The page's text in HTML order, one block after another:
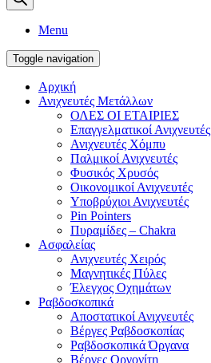
Menu
Toggle navigation
Αρχική
Ανιχνευτές Μετάλλων
ΟΛΕΣ ΟΙ ΕΤΑΙΡΙΕΣ
Επαγγελματικοί Ανιχνευτές
Ανιχνευτές Χόμπυ
Παλμικοί Ανιχνευτές
Φυσικός Χρυσός
Οικονομικοί Ανιχνευτές
Υποβρύχιοι Ανιχνευτές
Pin Pointers
Πυραμίδες – Chakra
Ασφαλείας
Ανιχνευτές Χειρός
Μαγνητικές Πύλες
Έλεγχος Οχημάτων
Ραβδοσκοπικά
Αποστατικοί Ανιχνευτές
Βέργες Ραβδοσκοπίας
Ραβδοσκοπικά Όργανα
Βέργες Οργονίτη